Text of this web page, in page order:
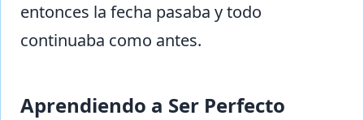
entonces la fecha pasaba y todo
continuaba como antes.
Aprendiendo a Ser Perfecto